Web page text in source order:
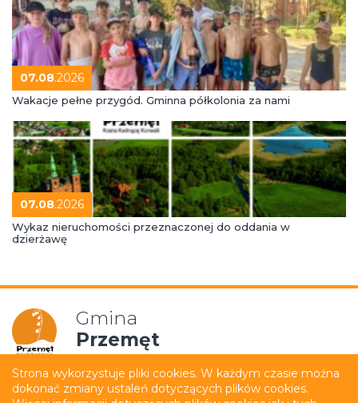
07.08.2026
Wakacje pełne przygód. Gminna półkolonia za nami
07.08.2026
Wykaz nieruchomości przeznaczonej do oddania w
dzierżawę
Gmina
Przemęt
Mapa strony Polityka prywatności
Strona wykorzystuje pliki cookies. W każdym czasie można
dokonać zmiany ustaleń dotyczących plików cookies.